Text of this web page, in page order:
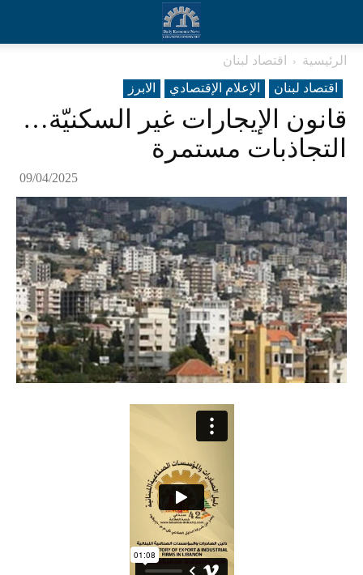
الرئيسية
اقتصاد لبنان
اقتصاد لبنان
الإعلام الإقتصادي الابرز
قانون الإيجارات غير السكنيّة…
التجاذبات مستمرة
09/04/2025